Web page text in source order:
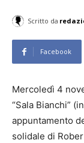
Scritto da
Facebook
Mercoledì 4
“Sala Bianchi”
appuntamento
solidale di